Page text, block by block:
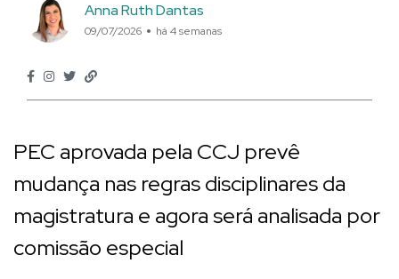
Anna Ruth Dantas
09/07/2026 há 4 semanas
PEC aprovada pela CCJ prevê
mudança nas regras disciplinares da
magistratura e agora será analisada por
comissão especial